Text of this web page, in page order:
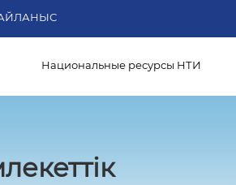
Национальные ресурсы НТИ